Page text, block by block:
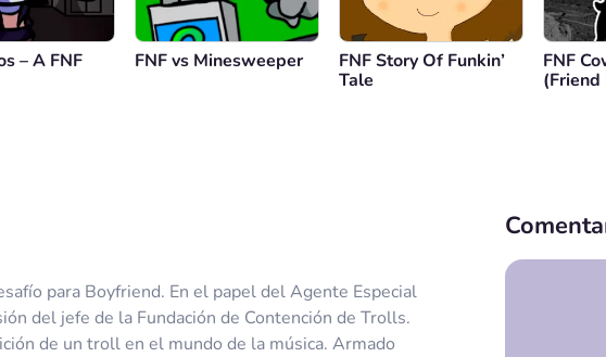
– A FNF
FNF vs Minesweeper
FNF Story Of Funkin’
Tale
FNF
(Friend
para Boyfriend. En el papel del Agente Especial
del jefe de la Fundación de Contención de Trolls.
de un troll en el mundo de la música. Armado